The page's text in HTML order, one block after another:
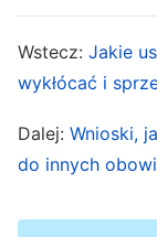
się
biernie i
tego stopnia,
kilka razy
suszyłem też
Wstecz: Jakie
wykłócać i
Dalej: Wnioski,
do innych